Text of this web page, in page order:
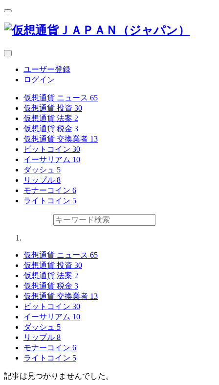
ユーザー登録
ログイン
仮想通貨 ニュース 65
仮想通貨 投資 30
仮想通貨 法案 2
仮想通貨 税金 3
仮想通貨 交換業者 13
ビットコイン 30
イーサリアム 10
ダッシュ 5
リップル 8
モナーコイン 6
ライトコイン 5
仮想通貨 ニュース 65
仮想通貨 投資 30
仮想通貨 法案 2
仮想通貨 税金 3
仮想通貨 交換業者 13
ビットコイン 30
イーサリアム 10
ダッシュ 5
リップル 8
モナーコイン 6
ライトコイン 5
記事は見つかりませんでした。